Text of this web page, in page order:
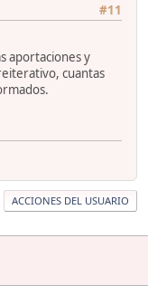
#11
aportaciones y
cuantas
ACCIONES DEL USUARIO